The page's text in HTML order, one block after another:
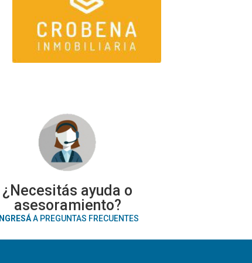
¿Necesitás ayuda o
asesoramiento?
INGRESÁA PREGUNTAS FRECUENTES